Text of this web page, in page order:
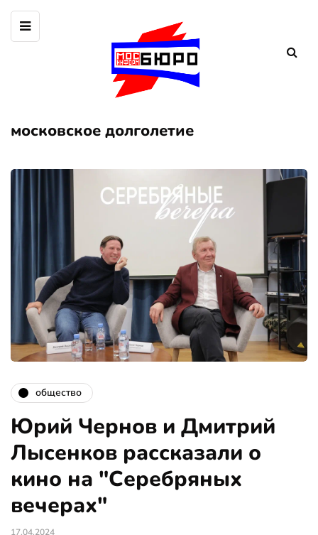
московское долголетие
общество
Юрий Чернов и Дмитрий
Лысенков рассказали о
кино на "Серебряных
вечерах"
17.04.2024